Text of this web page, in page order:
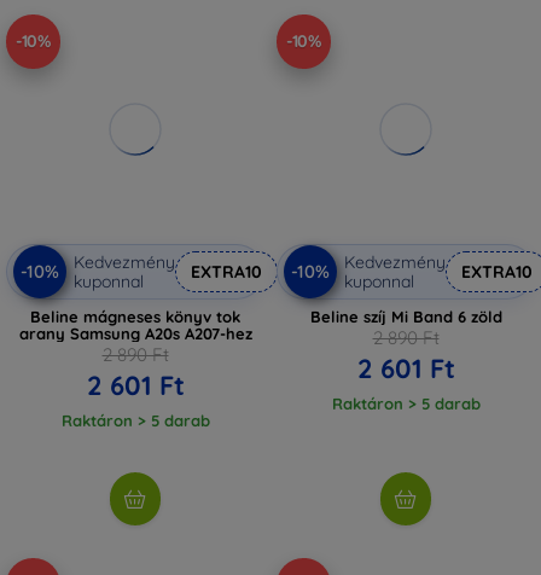
-10%
-10%
Kedvezmény
kuponnal
EXTRA10
Beline mágneses könyv tok
arany Samsung A20s A207-hez
2 890 Ft
2 601 Ft
Raktáron > 5 darab
-10%
-10%
Kedvezmény
kuponnal
EXTRA10
Beline szíj Mi Band 6 zöld
2 890 Ft
2 601 Ft
Raktáron > 5 darab